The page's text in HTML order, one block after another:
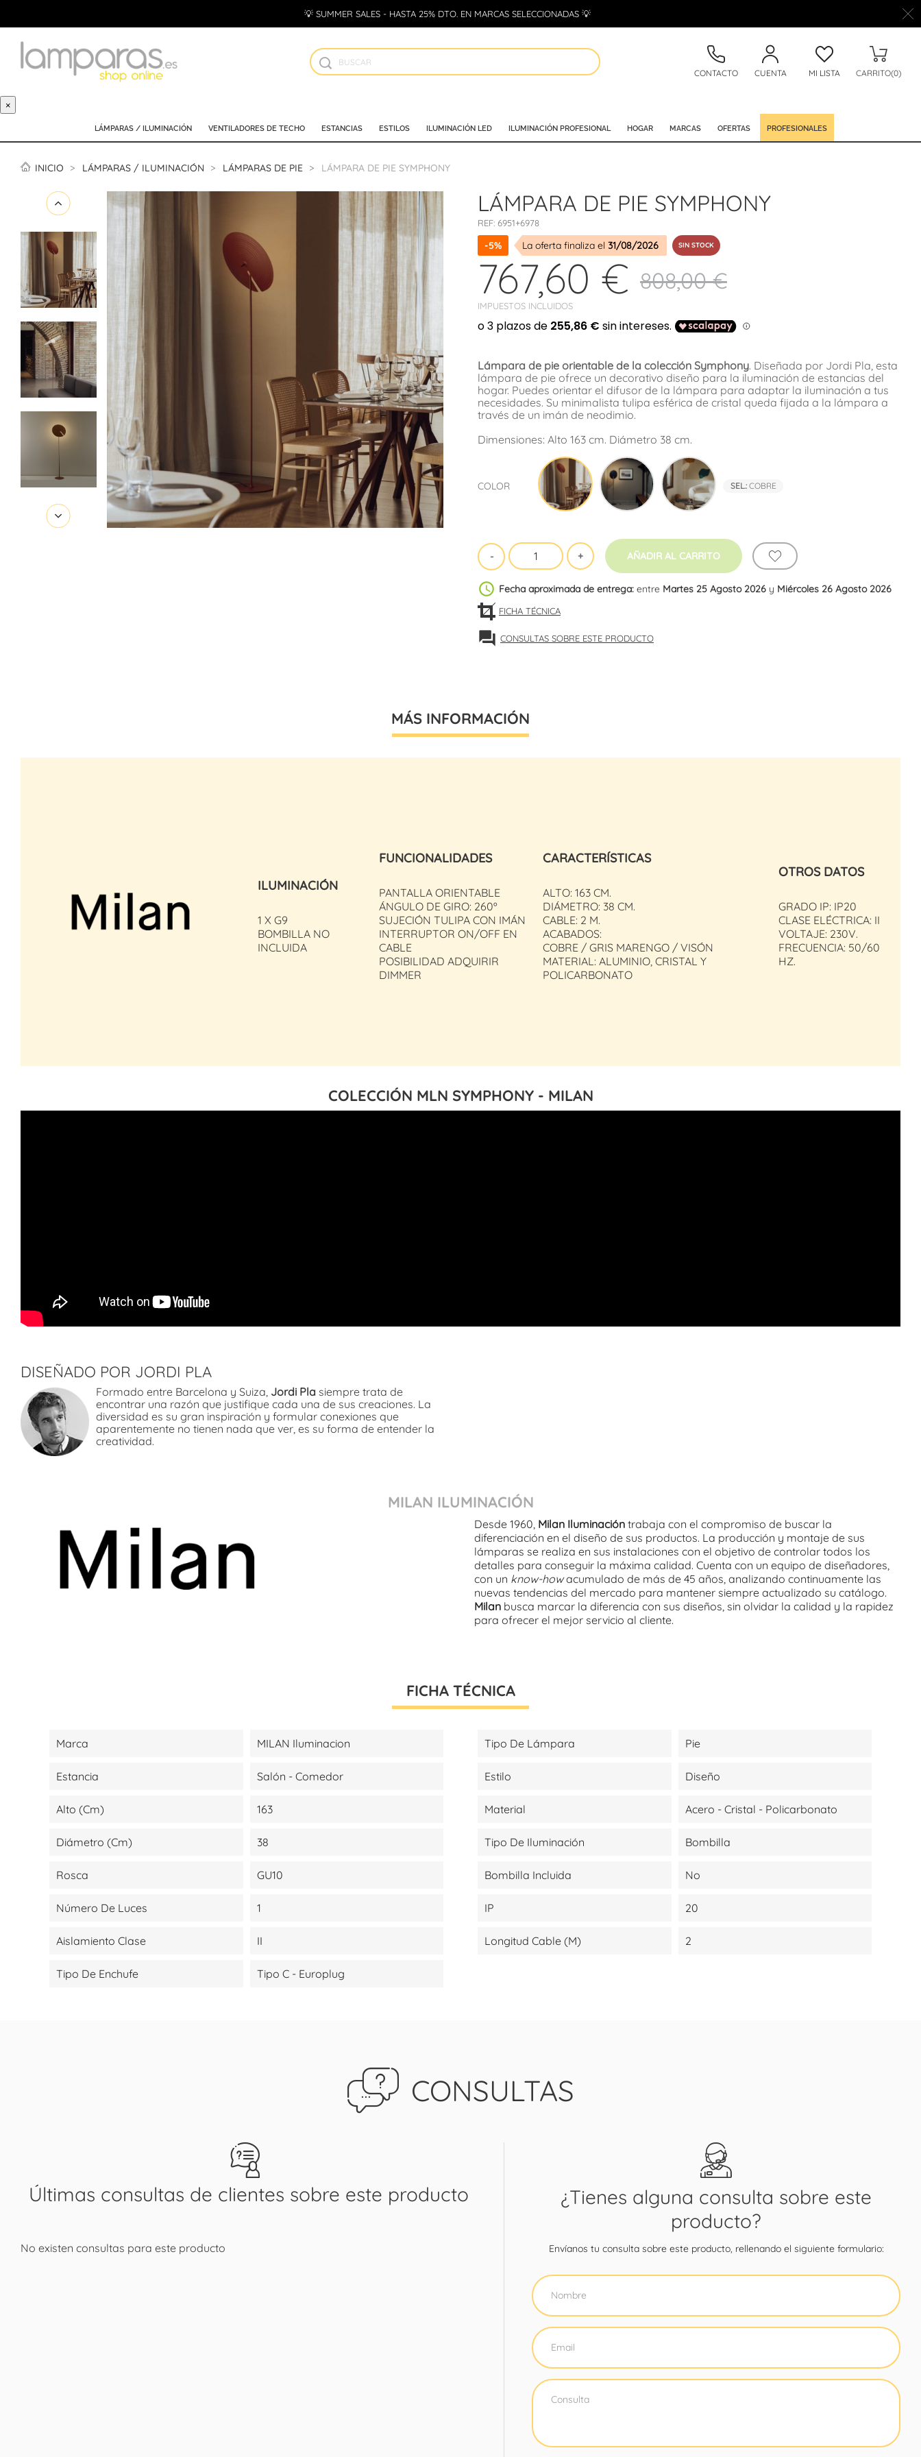
💡 SUMMER SALES - HASTA 25% DTO. EN MARCAS SELECCIONADAS 💡
CONTACTO CUENTA MI LISTA CARRITO(0)
×
LÁMPARAS / ILUMINACIÓN VENTILADORES DE TECHO ESTANCIAS ESTILOS ILUMINACIÓN LED ILUMINACIÓN PROFESIONAL HOGAR MARCAS OFERTAS PROFESIONALES
INICIO LÁMPARAS / ILUMINACIÓN LÁMPARAS DE PIE LÁMPARA DE PIE SYMPHONY
LÁMPARA DE PIE SYMPHONY
REF: 6951+6978
-5% La oferta finaliza el 31/08/2026 SIN STOCK
767,60 €
IMPUESTOS INCLUIDOS
808,00 €
Lámpara de pie orientable de la colección Symphony. Diseñada por Jordi Pla, esta
lámpara de pie ofrece un decorativo diseño para la iluminación de estancias del
hogar. Puedes orientar el difusor de la lámpara para adaptar la iluminación a tus
necesidades. Su minimalista tulipa esférica de cristal queda fijada a la lámpara a
través de un imán de neodimio.
Dimensiones: Alto 163 cm. Diámetro 38 cm.
COLOR
Cobre Gris
Visón
SEL.:COBRE
AÑADIR AL CARRITO
schedule Fecha aproximada de entrega: entre Martes 25 Agosto 2026 y Miércoles 26 Agosto 2026
FICHA TÉCNICA
forum CONSULTAS SOBRE ESTE PRODUCTO
MÁS INFORMACIÓN
ILUMINACIÓN
1 X G9
BOMBILLA NO
INCLUIDA
FUNCIONALIDADES
PANTALLA ORIENTABLE
ÁNGULO DE GIRO: 260º
SUJECIÓN TULIPA CON IMÁN
INTERRUPTOR ON/OFF EN
CABLE
POSIBILIDAD ADQUIRIR
DIMMER
CARACTERÍSTICAS
ALTO: 163 CM.
DIÁMETRO: 38 CM.
CABLE: 2 M.
ACABADOS:
COBRE / GRIS MARENGO / VISÓN
MATERIAL: ALUMINIO, CRISTAL Y
POLICARBONATO
OTROS DATOS
GRADO IP: IP20
CLASE ELÉCTRICA: II
VOLTAJE: 230V.
FRECUENCIA: 50/60
HZ.
COLECCIÓN MLN SYMPHONY - MILAN
DISEÑADO POR JORDI PLA
Formado entre Barcelona y Suiza, Jordi Pla siempre trata de
encontrar una razón que justifique cada una de sus creaciones. La
diversidad es su gran inspiración y formular conexiones que
aparentemente no tienen nada que ver, es su forma de entender la
creatividad.
MILAN ILUMINACIÓN
Desde 1960, Milan Iluminación trabaja con el compromiso de buscar la
diferenciación en el diseño de sus productos. La producción y montaje de sus
lámparas se realiza en sus instalaciones con el objetivo de controlar todos los
detalles para conseguir la máxima calidad. Cuenta con un equipo de diseñadores,
con un know-howacumulado de más de 45 años, analizando continuamente las
nuevas tendencias del mercado para mantener siempre actualizado su catálogo.
Milan busca marcar la diferencia con sus diseños, sin olvidar la calidad y la rapidez
para ofrecer el mejor servicio al cliente.
FICHA TÉCNICA
Marca MILAN Iluminacion Tipo De Lámpara Pie
Estancia Salón - Comedor Estilo Diseño
Alto (cm) 163 Material Acero - Cristal - Policarbonato
Diámetro (cm) 38 Tipo De Iluminación Bombilla
Rosca GU10 Bombilla Incluida No
Número De Luces 1 IP 20
Aislamiento Clase II Longitud Cable (m) 2
Tipo De Enchufe Tipo C - Europlug
CONSULTAS
Últimas consultas de clientes sobre este producto
No existen consultas para este producto
¿Tienes alguna consulta sobre este
producto?
Envíanos tu consulta sobre este producto, rellenando el siguiente formulario: